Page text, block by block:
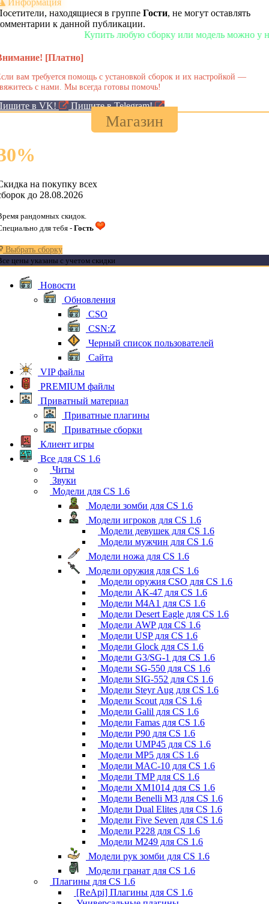
находящиеся в группе Гости, не могут оставлять
к данной публикации.
Купить любую сборку или модель можно у нас в
[Платно]
вам требуется помощь с установкой сборок и их настройкой —
с нами. Мы всегда готовы помочь!
в VK! Пишите в Telegram!
Магазин
%
на покупку всех
до 28.08.2026
рандомных скидок.
для тебя - Гость
Выбрать сборку
цены указаны с учетом скидки
Новости
Обновления
CSO
CSN:Z
Черный список пользователей
Сайта
VIP файлы
PREMIUM файлы
Приватный материал
Приватные плагины
Приватные сборки
Клиент игры
Все для CS 1.6
Читы
Звуки
Модели для CS 1.6
Модели зомби для CS 1.6
Модели игроков для CS 1.6
Модели девушек для CS 1.6
Модели мужчин для CS 1.6
Модели ножа для CS 1.6
Модели оружия для CS 1.6
Модели оружия CSO для CS 1.6
Модели AK-47 для CS 1.6
Модели M4A1 для CS 1.6
Модели Desert Eagle для CS 1.6
Модели AWP для CS 1.6
Модели USP для CS 1.6
Модели Glock для CS 1.6
Модели G3/SG-1 для CS 1.6
Модели SG-550 для CS 1.6
Модели SIG-552 для CS 1.6
Модели Steyr Aug для CS 1.6
Модели Scout для CS 1.6
Модели Galil для CS 1.6
Модели Famas для CS 1.6
Модели P90 для CS 1.6
Модели UMP45 для CS 1.6
Модели MP5 для CS 1.6
Модели MAC-10 для CS 1.6
Модели TMP для CS 1.6
Модели XM1014 для CS 1.6
Модели Benelli M3 для CS 1.6
Модели Dual Elites для CS 1.6
Модели Five Seven для CS 1.6
Модели P228 для CS 1.6
Модели M249 для CS 1.6
Модели рук зомби для CS 1.6
Модели гранат для CS 1.6
Плагины для CS 1.6
[ReApi] Плагины для CS 1.6